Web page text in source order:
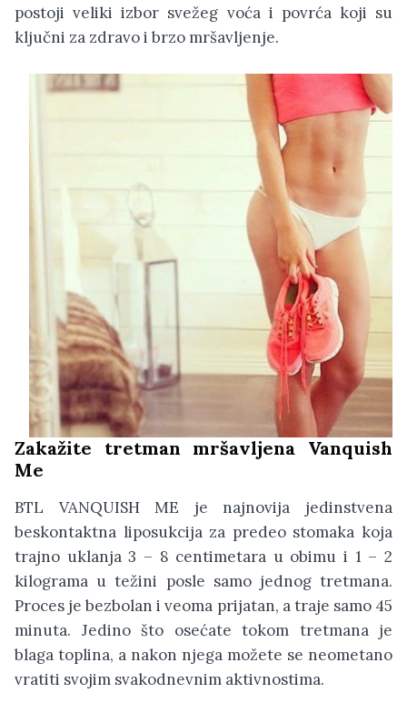
postoji veliki izbor svežeg voća i povrća koji su
ključni za zdravo i brzo mršavljenje.
Zakažite tretman mršavljena Vanquish
Me
BTL VANQUISH ME je najnovija jedinstvena
beskontaktna liposukcija za predeo stomaka koja
trajno uklanja 3 – 8 centimetara u obimu i 1 – 2
kilograma u težini posle samo jednog tretmana.
Proces je bezbolan i veoma prijatan, a traje samo 45
minuta. Jedino što osećate tokom tretmana je
blaga toplina, a nakon njega možete se neometano
vratiti svojim svakodnevnim aktivnostima.